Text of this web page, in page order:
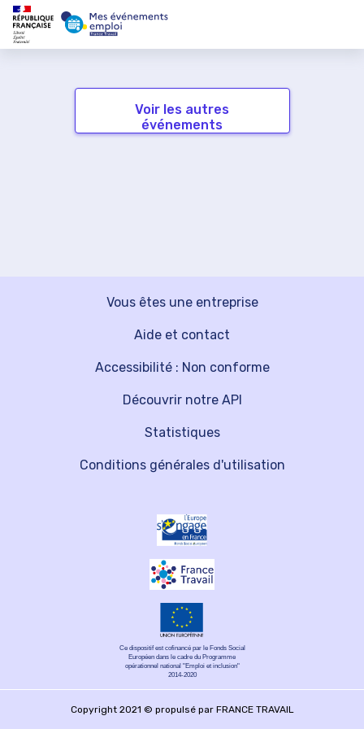
Voir les autres
événements
Vous êtes une entreprise
Découvrir notre API
Aide et contact
Statistiques
Accessibilité : Non conforme
Conditions générales d'utilisation
Ce dispositif est cofinancé par le Fonds Social
Européen dans le cadre du Programme
opérationnel national "Emploi et inclusion"
2014-2020
Copyright 2021 © propulsé par FRANCE TRAVAIL